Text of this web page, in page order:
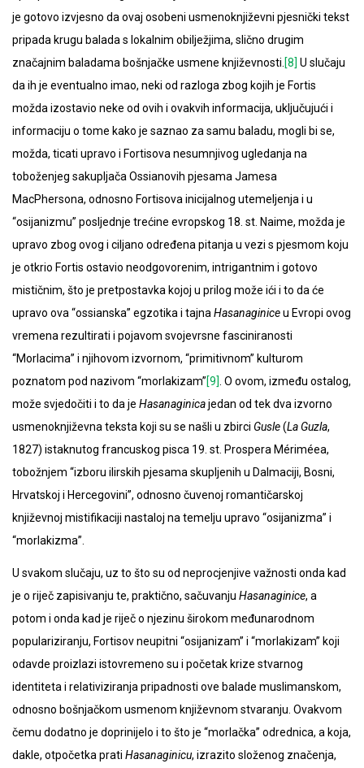
je gotovo izvjesno da ovaj osobeni usmenoknjiževni pjesnički tekst
pripada krugu balada s lokalnim obilježjima, slično drugim
značajnim baladama bošnjačke usmene književnosti.[8] U slučaju
da ih je eventualno imao, neki od razloga zbog kojih je Fortis
možda izostavio neke od ovih i ovakvih informacija, uključujući i
informaciju o tome kako je saznao za samu baladu, mogli bi se,
možda, ticati upravo i Fortisova nesumnjivog ugledanja na
toboženjeg sakupljača Ossianovih pjesama Jamesa
MacPhersona, odnosno Fortisova inicijalnog utemeljenja i u
“osijanizmu” posljednje trećine evropskog 18. st. Naime, možda je
upravo zbog ovog i ciljano određena pitanja u vezi s pjesmom koju
je otkrio Fortis ostavio neodgovorenim, intrigantnim i gotovo
mističnim, što je pretpostavka kojoj u prilog može ići i to da će
upravo ova “ossianska” egzotika i tajnaHasanaginiceu Evropi ovog
vremena rezultirati i pojavom svojevrsne fasciniranosti
“Morlacima” i njihovom izvornom, “primitivnom” kulturom
poznatom pod nazivom “morlakizam”[9]. O ovom, između ostalog,
može svjedočiti i to da je Hasanaginicajedan od tek dva izvorno
usmenoknjiževna teksta koji su se našli u zbirci Gusle(La Guzla,
1827) istaknutog francuskog pisca 19. st. Prospera Mériméea,
tobožnjem “izboru ilirskih pjesama skupljenih u Dalmaciji, Bosni,
Hrvatskoj i Hercegovini”, odnosno čuvenoj romantičarskoj
književnoj mistifikaciji nastaloj na temelju upravo “osijanizma” i
“morlakizma”.
U svakom slučaju, uz to što su od neprocjenjive važnosti onda kad
je o riječ zapisivanju te, praktično, sačuvanju Hasanaginice, a
potom i onda kad je riječ o njezinu širokom međunarodnom
populariziranju, Fortisov neupitni “osijanizam” i “morlakizam” koji
odavde proizlazi istovremeno su i početak krize stvarnog
identiteta i relativiziranja pripadnosti ove balade muslimanskom,
odnosno bošnjačkom usmenom književnom stvaranju. Ovakvom
čemu dodatno je doprinijelo i to što je “morlačka” odrednica, a koja,
dakle, otpočetka prati Hasanaginicu, izrazito složenog značenja,